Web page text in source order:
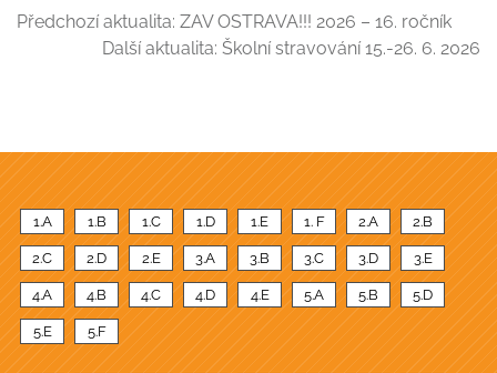
Předchozí aktualita: ZAV OSTRAVA!!! 2026 – 16. ročník
Další aktualita: Školní stravování 15.-26. 6. 2026
1.A 1.B 1.C 1.D 1.E 1. F 2.A 2.B
2.C 2.D 2.E 3.A 3.B 3.C 3.D 3.E
4.A 4.B 4.C 4.D 4.E 5.A 5.B 5.D
5.E 5.F